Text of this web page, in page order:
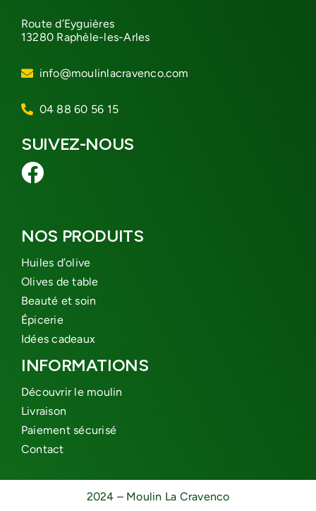
Route d’Eyguières
13280 Raphèle-les-Arles
info@moulinlacravenco.com
04 88 60 56 15
SUIVEZ-NOUS
NOS PRODUITS
Huiles d’olive
Olives de table
Beauté et soin
Épicerie
Idées cadeaux
INFORMATIONS
Découvrir le moulin
Livraison
Paiement sécurisé
Contact
2024 – Moulin La Cravenco